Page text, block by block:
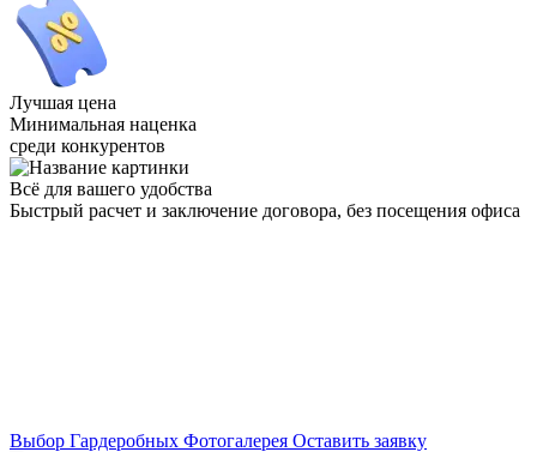
Лучшая цена
Минимальная наценка
среди конкурентов
Всё для вашего удобства
Быстрый расчет и заключение договора, без посещения офиса
Выбор Гардеробных Фотогалерея Оставить заявку